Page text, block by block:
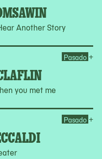
Another Story
you met me
Pasado +
Pasado +